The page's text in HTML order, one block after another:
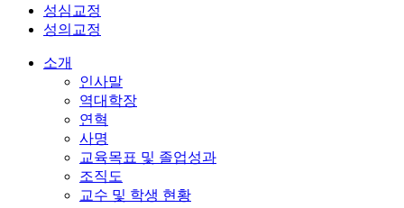
성심교정
성의교정
소개
인사말
역대학장
연혁
사명
교육목표 및 졸업성과
조직도
교수 및 학생 현황